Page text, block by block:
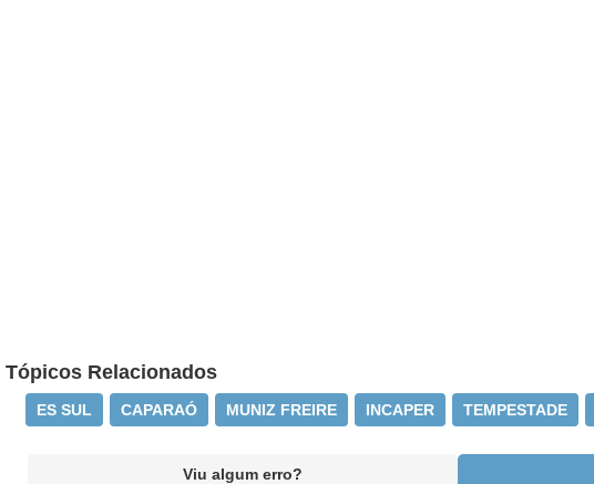
Tópicos Relacionados
ES SUL CAPARAÓ MUNIZ FREIRE INCAPER TEMPESTADE
Viu algum erro?